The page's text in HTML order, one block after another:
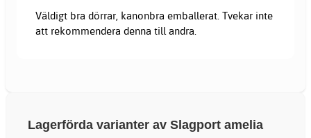
Väldigt bra dörrar, kanonbra emballerat. Tvekar inte
att rekommendera denna till andra.
Lagerförda varianter av Slagport amelia